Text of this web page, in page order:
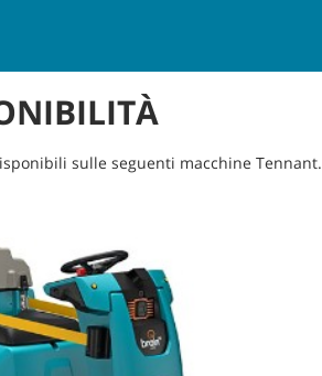
sulle seguenti macchine Tennant.